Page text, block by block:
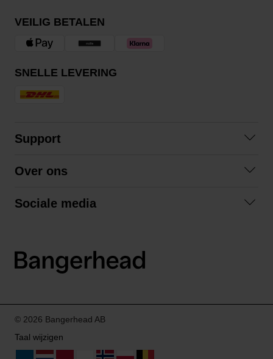
VEILIG BETALEN
SNELLE LEVERING
Support
Algemene voorwaarden
Over ons
Sociale media
LinkedIn
© 2026 Bangerhead AB
Taal wijzigen